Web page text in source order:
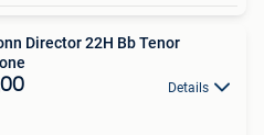
Director 22H Bb Tenor
Details